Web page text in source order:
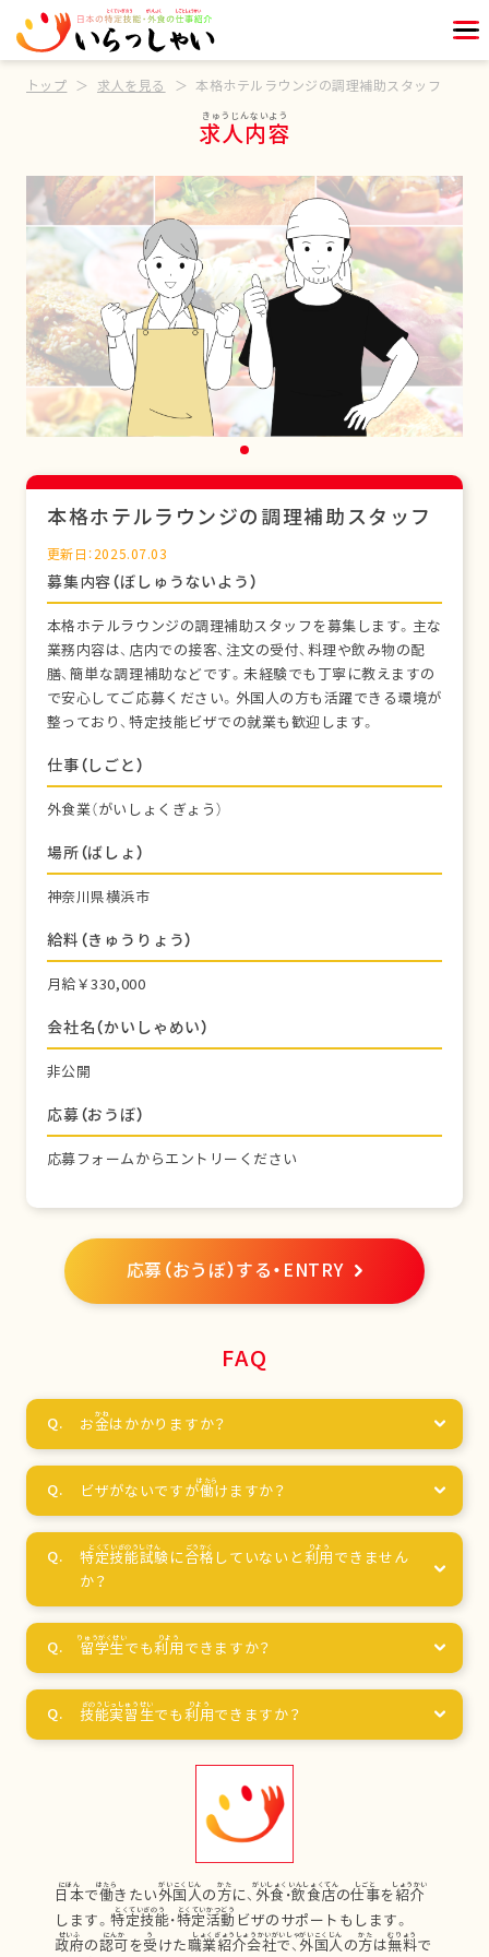
トップ 求人を見る 本格ホテルラウンジの調理補助スタッフ
求人内容
本格ホテルラウンジの調理補助スタッフ
更新日：2025.07.03
募集内容（ぼしゅうないよう）
本格ホテルラウンジの調理補助スタッフを募集します。主な
業務内容は、店内での接客、注文の受付、料理や飲み物の配
膳、簡単な調理補助などです。未経験でも丁寧に教えますの
で安心してご応募ください。外国人の方も活躍できる環境が
整っており、特定技能ビザでの就業も歓迎します。
仕事（しごと）
外食業（がいしょくぎょう）
場所（ばしょ）
神奈川県横浜市
給料（きゅうりょう）
月給￥330,000
会社名（かいしゃめい）
非公開
応募（おうぼ）
応募フォームからエントリーください
応募（おうぼ）する・ENTRY
FAQ
お金はかかりますか？
ビザがないですが働けますか？
特定技能試験に合格 していないと利用 できません
か？
留学生でも利用 できますか？
技能実習生でも利用できますか？
日本で働きたい外国人の方に、 外食 ・飲食店の仕事を紹介
します。特定技能・特定活動 ビザのサポートもします。
政府の認可を受けた職業紹介会社で、 外国人の方は無料で